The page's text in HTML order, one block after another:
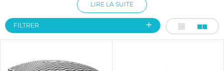
des oursons...
LIRE LA SUITE
FILTRER